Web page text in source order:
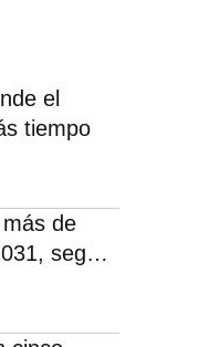
el
tiempo
de
según